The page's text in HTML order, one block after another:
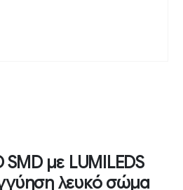
με LUMILEDS
λευκό σώμα